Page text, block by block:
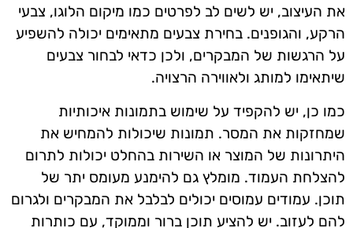
את העיצוב, יש לשים לב לפרטים כמו מיקום הלוגו, צבעי
הרקע, והגופנים. בחירת צבעים מתאימים יכולה להשפיע
על הרגשות של המבקרים, ולכן כדאי לבחור צבעים
שיתאימו למותג ולאווירה הרצויה.
כמו כן, יש להקפיד על שימוש בתמונות איכותיות
שמחזקות את המסר. תמונות שיכולות להמחיש את
היתרונות של המוצר או השירות בהחלט יכולות לתרום
להצלחת העמוד. מומלץ גם להימנע מעומס יתר של
תוכן. עמודים עמוסים יכולים לבלבל את המבקרים ולגרום
להם לעזוב. יש להציע תוכן ברור וממוקד, עם כותרות